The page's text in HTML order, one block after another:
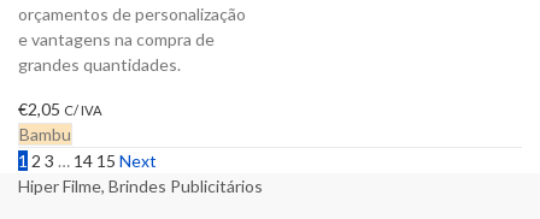
orçamentos de personalização
e vantagens na compra de
grandes quantidades.
€2,05 C/ IVA
Bambu
1 2 3 … 14 15 Next
Hiper Filme, Brindes Publicitários